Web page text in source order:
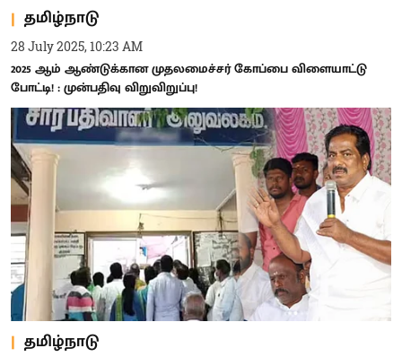
தமிழ்நாடு
28 July 2025, 10:23 AM
2025 ஆம் ஆண்டுக்கான முதலமைச்சர் கோப்பை விளையாட்டு
போட்டி! : முன்பதிவு விறுவிறுப்பு!
தமிழ்நாடு